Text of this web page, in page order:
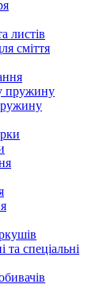
листів
сміття
пружину
та спеціальні